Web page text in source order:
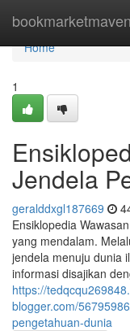
bookmarketmaven
Home
Home
1
Jendela
geralddxgl187669
Ensiklopedia
yang mendalam.
jendela menuju dunia
informasi disajikan
https://
blogger.com/
pengetahuan-dunia